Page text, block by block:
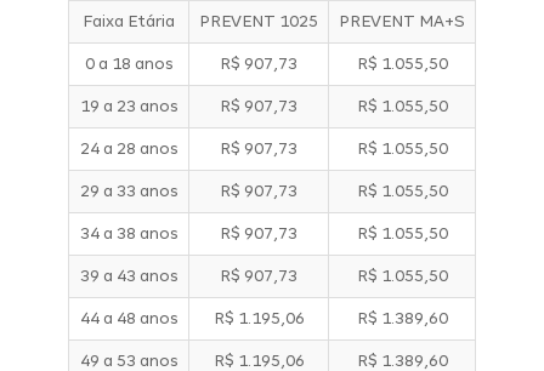
Faixa Etária PREVENT 1025 PREVENT MA+S
0 a 18 anos R$ 907,73 R$ 1.055,50
19 a 23 anos R$ 907,73 R$ 1.055,50
24 a 28 anos R$ 907,73 R$ 1.055,50
29 a 33 anos R$ 907,73 R$ 1.055,50
34 a 38 anos R$ 907,73 R$ 1.055,50
39 a 43 anos R$ 907,73 R$ 1.055,50
44 a 48 anos R$ 1.195,06 R$ 1.389,60
49 a 53 anos R$ 1.195,06 R$ 1.389,60